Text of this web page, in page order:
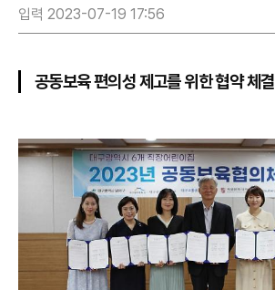
입력 2023-07-19 17:56
공동보육 편의성 제고를 위한 협약 체결